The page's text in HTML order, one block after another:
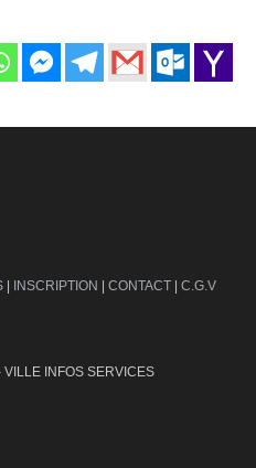
| INSCRIPTION | CONTACT | C.G.V
INFOS SERVICES